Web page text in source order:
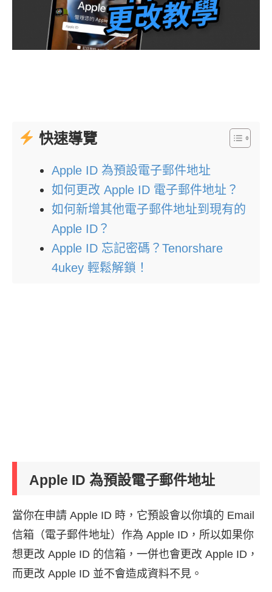
快速導覽
Apple ID 為預設電子郵件地址
如何更改 Apple ID 電子郵件地址？
如何新增其他電子郵件地址到現有的
Apple ID？
Apple ID 忘記密碼？Tenorshare
4ukey 輕鬆解鎖！
Apple ID 為預設電子郵件地址
當你在申請 Apple ID 時，它預設會以你填的 Email
信箱（電子郵件地址）作為 Apple ID，所以如果你
想更改 Apple ID 的信箱，一併也會更改 Apple ID，
而更改 Apple ID 並不會造成資料不見。